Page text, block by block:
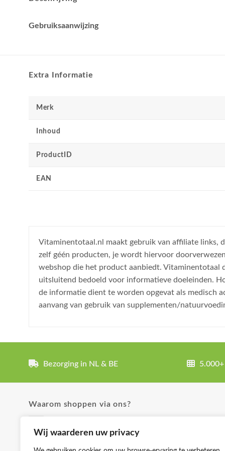
Wij waarderen uw privacy
Gebruiksaanwijzing
Extra Informatie
Merk
Inhoud
ProductID
EAN
Vitaminentotaal.nl maakt gebruik van affiliate links,
zelf géén producten, je wordt hiervoor
webshop die het product aanbiedt. Vitaminentotaal
uitsluitend bedoeld voor informatieve doeleinden.
de informatie dient te worden opgevat als medisch
aanvang van gebruik van supplementen/
Bezorging in NL & BE
Waarom shoppen via ons?
✓ Uitgebreide product omschrijvingen